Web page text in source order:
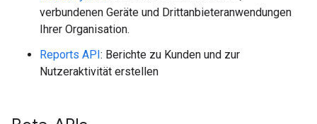
verbundenen Geräte und Drittanbieteranwendungen
Ihrer Organisation.
Reports API: Berichte zu Kunden und zur
Nutzeraktivität erstellen